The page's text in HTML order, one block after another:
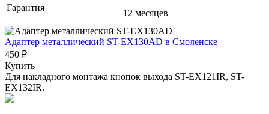
Гарантия
12 месяцев
Адаптер металлический ST-EX130AD в Смоленске
450 ₽
Купить
Для накладного монтажа кнопок выхода ST-EX121IR, ST-
EX132IR.